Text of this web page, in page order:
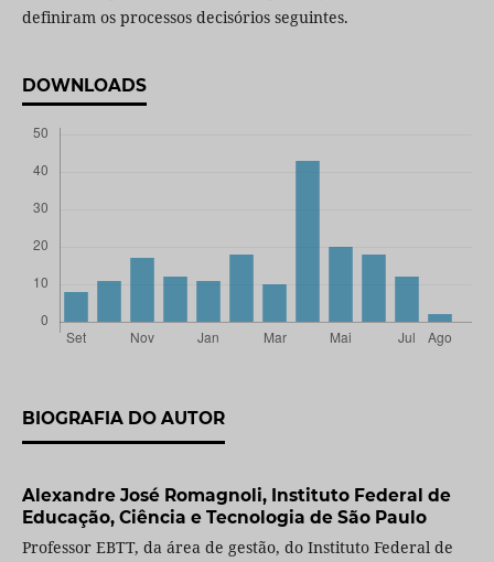
definiram os processos decisórios seguintes.
DOWNLOADS
BIOGRAFIA DO AUTOR
Alexandre José Romagnoli, Instituto Federal de
Educação, Ciência e Tecnologia de São Paulo
Professor EBTT, da área de gestão, do Instituto Federal de